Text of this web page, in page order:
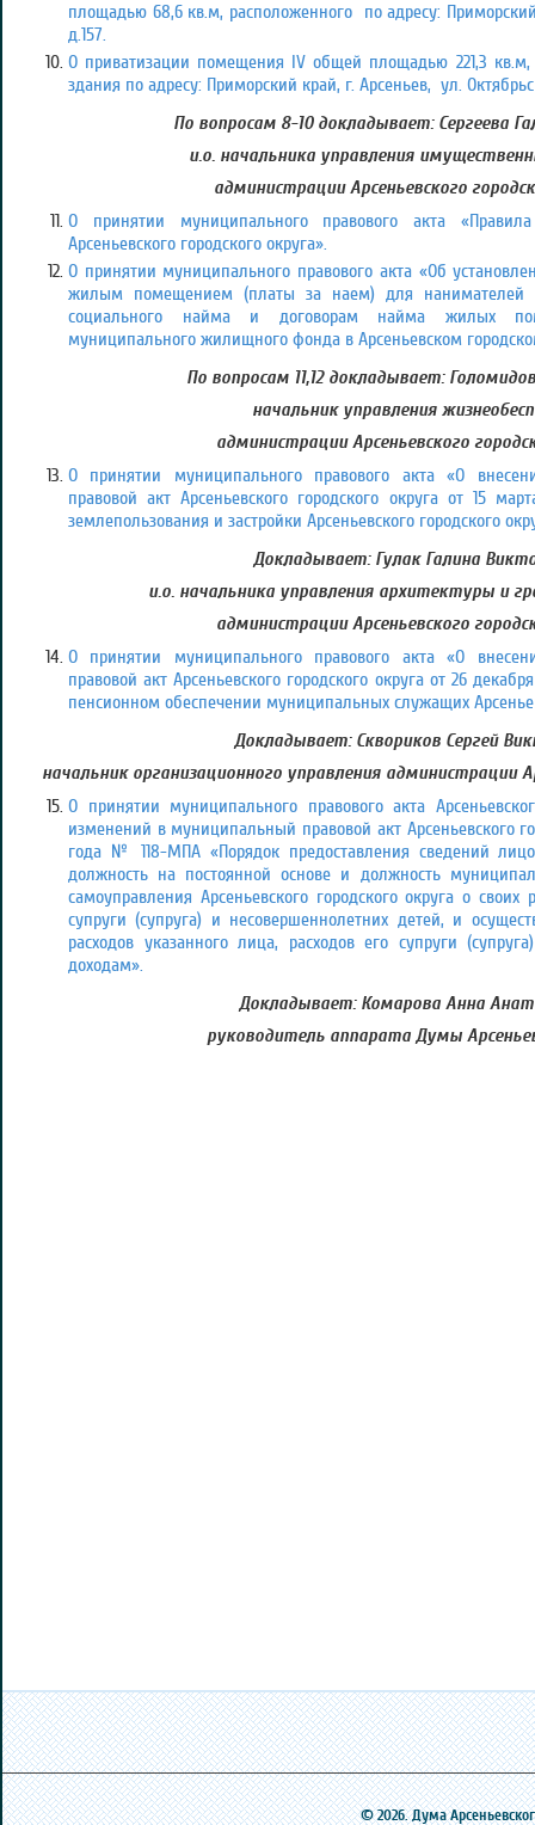
площадью 68,6 кв.м, расположенного по адресу: Приморский
д.157.
О приватизации помещения IV общей площадью 221,3
здания по адресу: Приморский край, г. Арсеньев, ул.
По вопросам 8-10 докладывает: Сергеева
и.о. начальника управления
администрации Арсеньевского
О принятии муниципального правового акта «Правила
Арсеньевского городского округа».
О принятии муниципального правового акта «Об
жилым помещением (платы за наем) для нанимателей
социального найма и договорам найма жилых
муниципального жилищного фонда в Арсеньевском
По вопросам 11,12 докладывает:
начальник управления
администрации Арсеньевского
О принятии муниципального правового акта «О
правовой акт Арсеньевского городского округа от 15
землепользования и застройки Арсеньевского городского
Докладывает: Гулак Галина
и.о. начальника управления архитектуры и
администрации Арсеньевского
О принятии муниципального правового акта «О
правовой акт Арсеньевского городского округа от 26
пенсионном обеспечении муниципальных служащих
Докладывает: Сквориков Сергей
начальник организационного управления администрации
О принятии муниципального правового акта
изменений в муниципальный правовой акт Арсеньевского
года № 118-МПА «Порядок предоставления сведений
должность на постоянной основе и должность
самоуправления Арсеньевского городского округа о своих
супруги (супруга) и несовершеннолетних детей, и
расходов указанного лица, расходов его супруги
доходам».
Докладывает: Комарова Анна
руководитель аппарата Думы
© 2026. Дума